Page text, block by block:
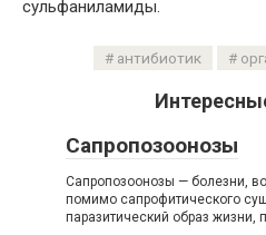
сульфаниламиды.
антибиотик
Сапропозоонозы
Сапропозоонозы — болезни,
помимо сапрофитического
паразитический образ жизни,